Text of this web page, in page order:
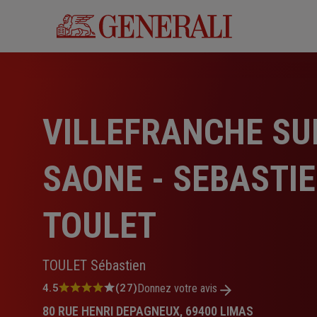
VILLEFRANCHE
SAONE -
TOULET
TOULET Sébastien
Note
4.5 (27)Donnez votre avis
80 RUE HENRI DEPAGNEUX, 69400 LIMAS